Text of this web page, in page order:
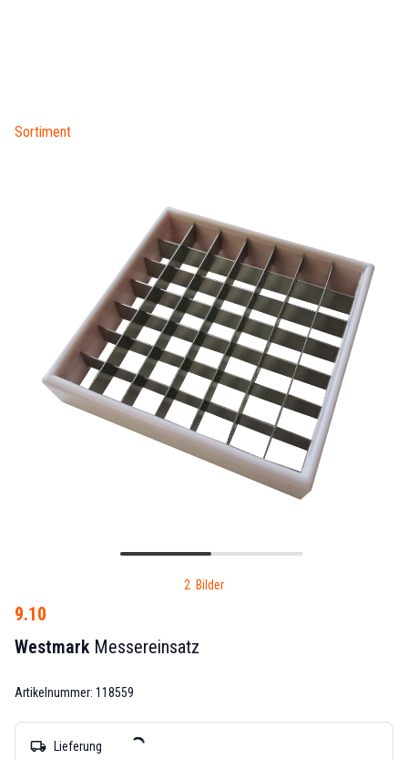
Sortiment
2 Bilder
9.10
WestmarkMessereinsatz
Artikelnummer: 118559
local_shipping Lieferung